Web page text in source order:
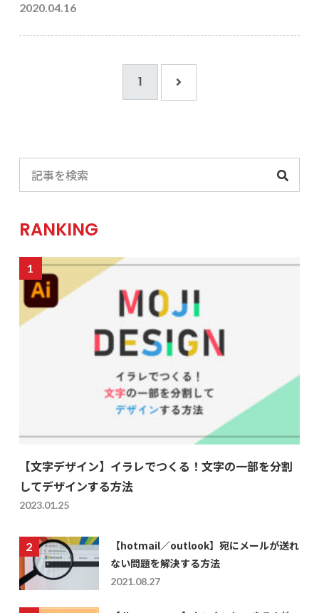
2020.04.16
1
RANKING
【文字デザイン】イラレでつくる！文字の一部を分割
してデザインする方法
2023.01.25
【hotmail／outlook】宛にメールが送れ
ない問題を解決する方法
2021.08.27